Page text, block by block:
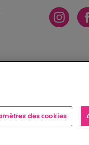
cedex - France
|Charte de protection
des cookies